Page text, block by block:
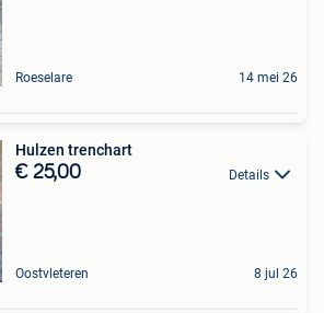
Roeselare 14 mei 26
Hulzen trenchart
€ 25,00 Details
Oostvleteren 8 jul 26